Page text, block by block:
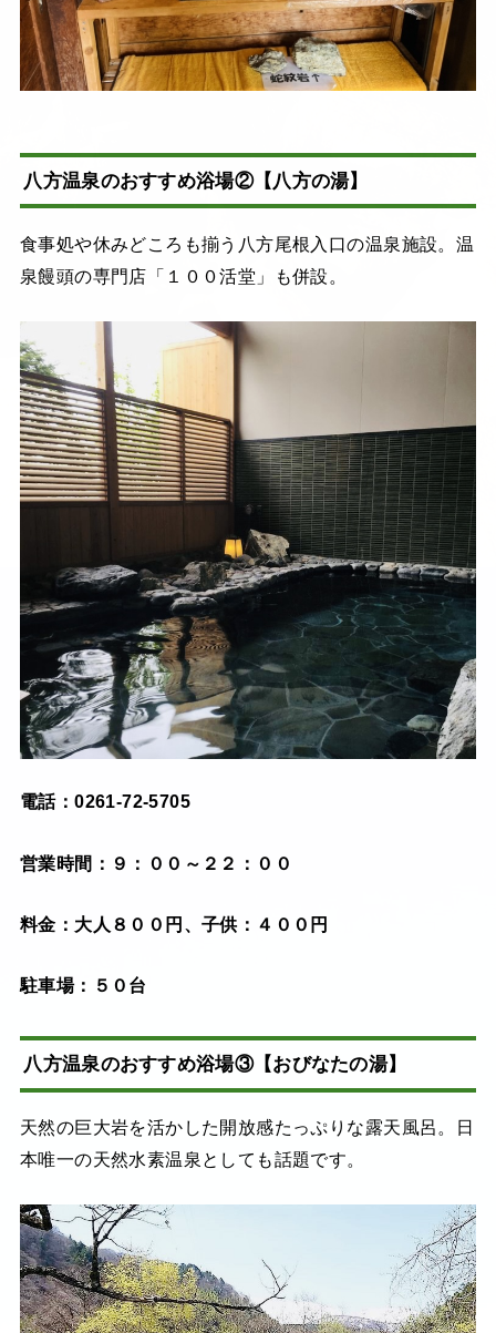
八方温泉のおすすめ浴場②【八方の湯】
食事処や休みどころも揃う八方尾根入口の温泉施設。温
泉饅頭の専門店「１００活堂」も併設。
電話：0261-72-5705
営業時間：９：００～２２：００
料金：大人８００円、子供：４００円
駐車場：５０台
八方温泉のおすすめ浴場③【おびなたの湯】
天然の巨大岩を活かした開放感たっぷりな露天風呂。日
本唯一の天然水素温泉としても話題です。